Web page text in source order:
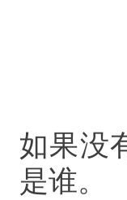
如果没
是谁。